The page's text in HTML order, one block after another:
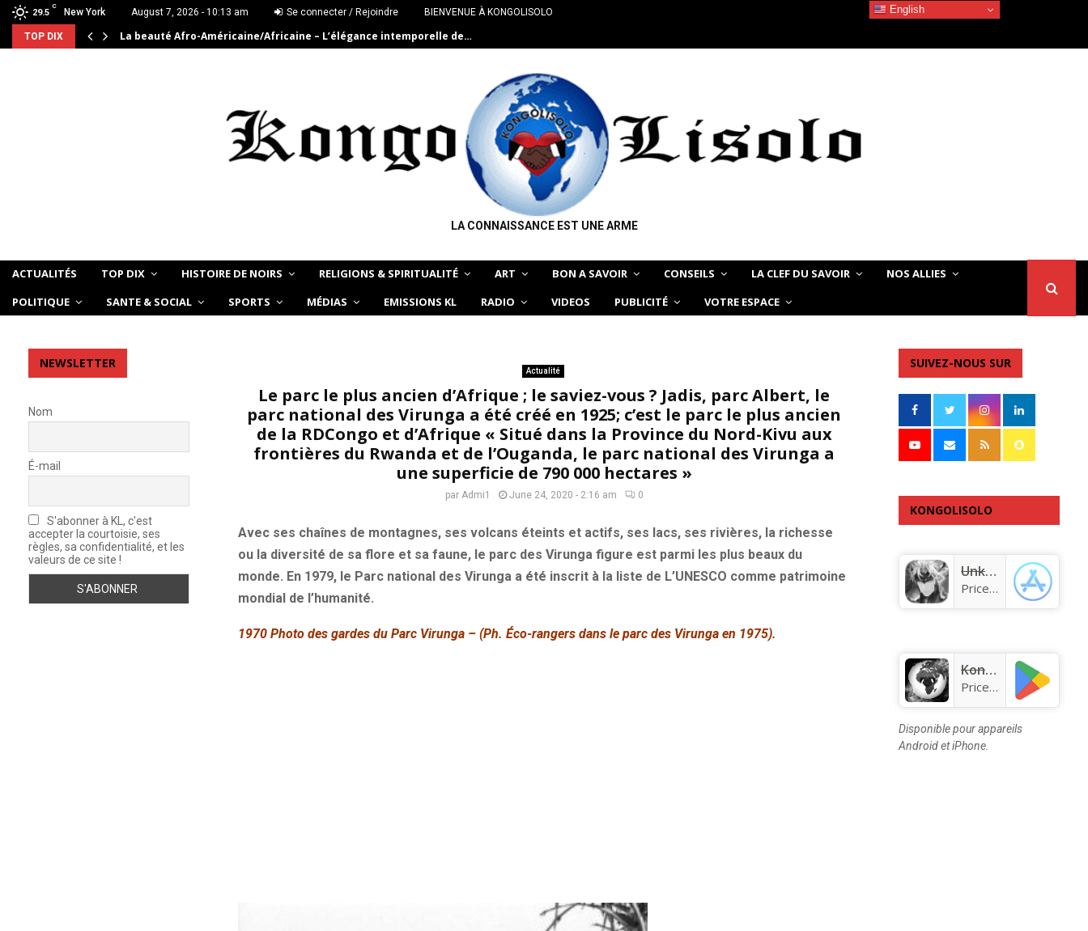
29.5
C
New York August 7, 2026 - 10:13 am Se connecter / Rejoindre BIENVENUE À KONGOLISOLO
TOP DIX La beauté Afro-Américaine/Africaine – L’élégance intemporelle de…
LA CONNAISSANCE EST UNE ARME
ACTUALITÉS TOP DIX HISTOIRE DE NOIRS RELIGIONS & SPIRITUALITÉ ART BON A SAVOIR CONSEILS LA CLEF DU SAVOIR
NOS ALLIES
POLITIQUE
SANTE & SOCIAL SPORTS MÉDIAS EMISSIONS KL RADIO VIDEOS PUBLICITÉ VOTRE ESPACE
Actualité
Le parc le plus ancien d’Afrique ; le saviez-vous ? Jadis, parc Albert, le
parc national des Virunga a été créé en 1925; c’est le parc le plus ancien
de la RDCongo et d’Afrique « Situé dans la Province du Nord-Kivu aux
frontières du Rwanda et de l’Ouganda, le parc national des Virunga a
une superficie de 790 000 hectares »
par Admi1 June 24, 2020 - 2:16 am 0
Avec ses chaînes de montagnes, ses volcans éteints et actifs, ses lacs, ses rivières, la richesse
ou la diversité de sa flore et safaune, le parc des Virunga figure est parmi les plus beaux du
monde. En 1979, le Parc national des Virunga a été inscrit à la liste de L’UNESCO comme patrimoine
mondial de l’humanité.
1970 Photo des gardes du Parc Virunga – (Ph. Éco-rangers dans le parc des Virunga en 1975).
NEWSLETTER
Nom
É-mail
S'abonner à KL, c'est
accepter la courtoisie, ses
règles, sa confidentialité, et les
valeurs de ce site !
SUIVEZ-NOUS SUR
KONGOLISOLO
Unknown app
Price:Free
KongoLisolo
Price:Free
Disponible pour appareils
Android et iPhone.
English